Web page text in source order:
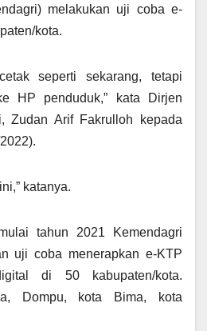
melakukan uji coba e-
kota.
seperti sekarang, tetapi
HP penduduk,” kata Dirjen
Zudan Arif Fakrulloh kepada
katanya.
tahun 2021 Kemendagri
uji coba menerapkan e-KTP
di 50 kabupaten/kota.
Dompu, kota Bima, kota